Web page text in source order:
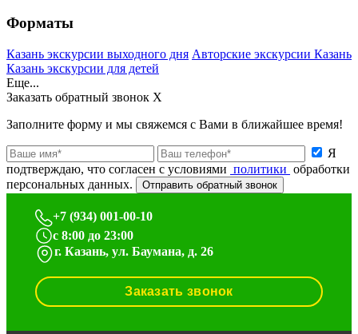
Форматы
Казань экскурсии выходного дня Авторские экскурсии Казань
Казань экскурсии для детей
Еще...
Заказать обратный звонок Х
Заполните форму и мы свяжемся с Вами в ближайшее время!
Я
подтверждаю, что согласен с условиями политики обработки
персональных данных.
Отправить обратный звонок
+7 (934) 001-00-10
c 8:00 до 23:00
г. Казань, ул. Баумана, д. 26
Заказать звонок